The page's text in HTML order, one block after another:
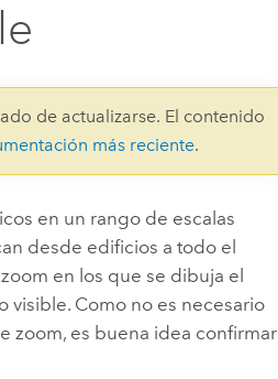
de actualizarse. El contenido
más reciente.
en un rango de escalas
desde edificios a todo el
en los que se dibuja el
Como no es necesario
zoom, es buena idea confirmar